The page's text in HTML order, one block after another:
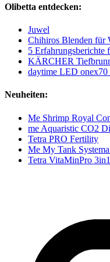
Olibetta entdecken:
Juwel
Chihiros Blenden für
5
KÄRCHER
daytime LED onex70
Neuheiten:
Me Shrimp Royal
me Aquaristic CO2
Tetra PRO Fertility
Me My Tank
Tetra VitaMinPro 3in1